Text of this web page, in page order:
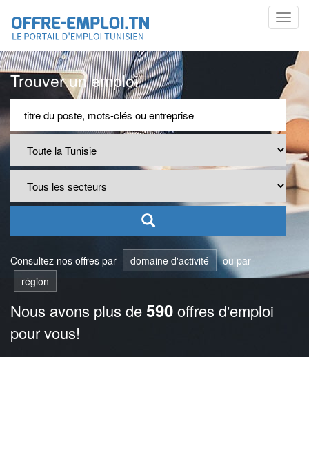
Trouver un emploi
Consultez nos offres par domaine d'activité
ou par
région
Nous avons plus de590offres d'emploi
pour vous!